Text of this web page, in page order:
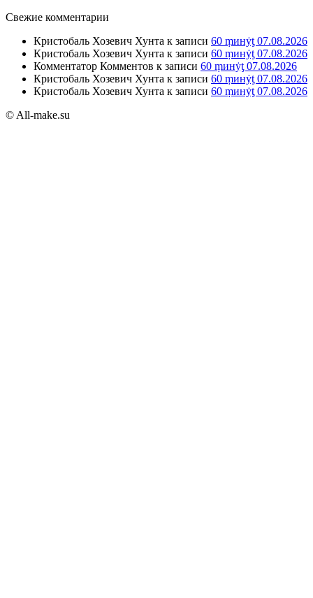
Свежие комментарии
Кристобаль Хозевич Хунта к записи 60 ṃинẏƫ 07.08.2026
Кристобаль Хозевич Хунта к записи 60 ṃинẏƫ 07.08.2026
Комментатор Комментов к записи 60 ṃинẏƫ 07.08.2026
Кристобаль Хозевич Хунта к записи 60 ṃинẏƫ 07.08.2026
Кристобаль Хозевич Хунта к записи 60 ṃинẏƫ 07.08.2026
© All-make.su